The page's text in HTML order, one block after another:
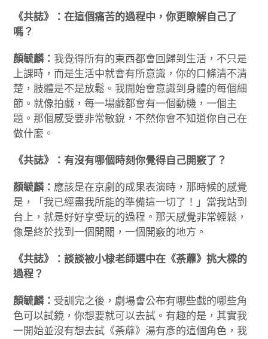
《共誌》：在這個痛苦的過程中，你更瞭解自己了
嗎？
顏毓麟：我覺得所有的東西都會回歸到生活，不只是
上課時，而是生活中就會有所意識，你的口條清不清
楚，肢體是不是放鬆。我開始會意識到身體的每個細
節。就像拍戲，每一場戲都會有一個動機，一個主
題。那個感受要非常敏銳，不然你會不知道你自己在
做什麼。
《共誌》：有沒有哪個時刻你覺得自己開竅了？
顏毓麟： 應該是在京劇的成果表演時，那時候的感覺
是，「我已經盡我所能的準備這一切了！」當我站到
台上，就是好好享受玩的過程。那天感覺非常輕鬆，
像是終於找到一個開關，一個開竅的地方。
《共誌》：談談被小棣老師選中在《荼蘼》挑大樑的
過程？
顏毓麟： 受訓完之後，劇場會公布有哪些戲的哪些角
色可以試鏡，你想要就可以去試。有趣的是，其實我
一開始並沒有想去試《荼蘼》湯有彥的這個角色，我